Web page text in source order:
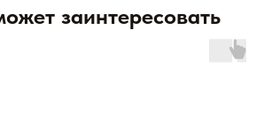
заинтересовать